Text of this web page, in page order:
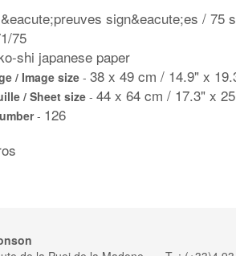
sign&eacute;es / 75
75
shi japanese paper
/ Image size - 38 x 49 cm / 14.9" x
/ Sheet size - 44 x 64 cm / 17.3" x
- 126